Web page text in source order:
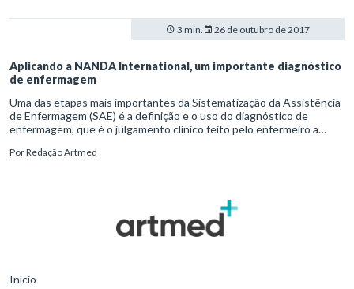
3 min. 26 de outubro de 2017
Aplicando a NANDA International, um importante diagnóstico
de enfermagem
Uma das etapas mais importantes da Sistematização da Assistência
de Enfermagem (SAE) é a definição e o uso do diagnóstico de
enfermagem, que é o julgamento clínico feito pelo enfermeiro a
problemas de saúde. É a base para a estruturação da assistência.
PorRedação Artmed
Início